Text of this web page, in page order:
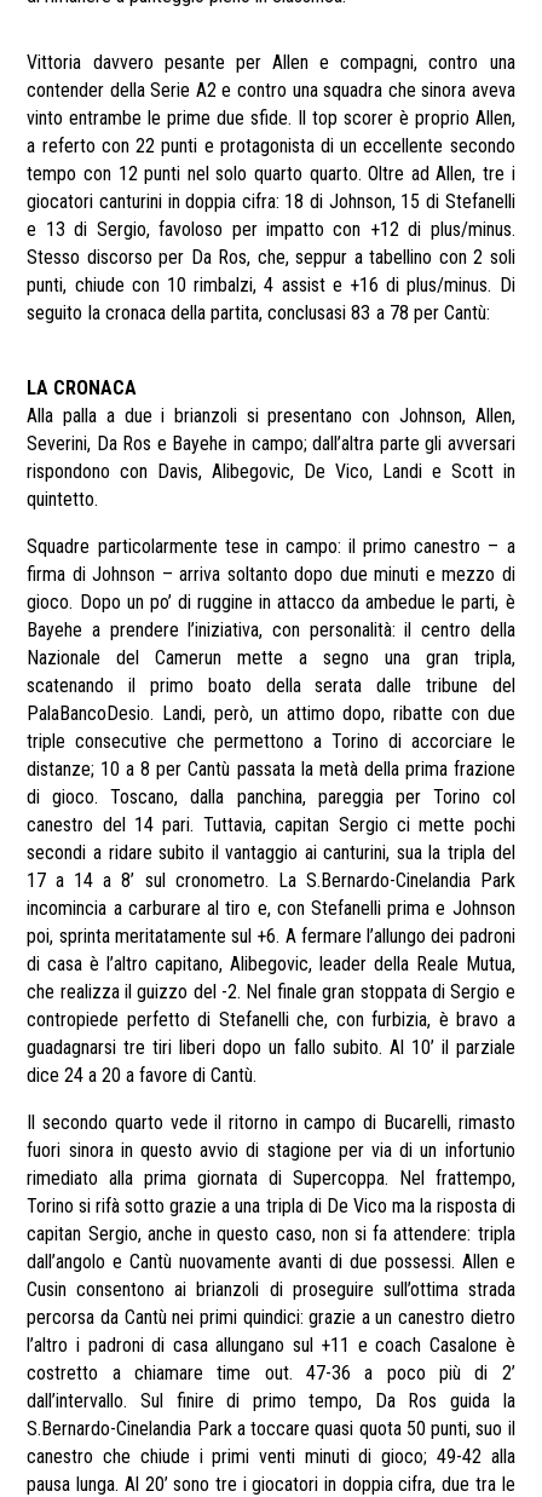
Vittoria davvero pesante per Allen e compagni, contro una
contender della Serie A2 e contro una squadra che sinora aveva
vinto entrambe le prime due sfide. Il top scorer è proprio Allen,
a referto con 22 punti e protagonista di un eccellente secondo
tempo con 12 punti nel solo quarto quarto. Oltre ad Allen, tre i
giocatori canturini in doppia cifra: 18 di Johnson, 15 di Stefanelli
e 13 di Sergio, favoloso per impatto con +12 di plus/minus.
Stesso discorso per Da Ros, che, seppur a tabellino con 2 soli
punti, chiude con 10 rimbalzi, 4 assist e +16 di plus/minus. Di
seguito la cronaca della partita, conclusasi 83 a 78 per Cantù:
LA CRONACA
Alla palla a due i brianzoli si presentano con Johnson, Allen,
Severini, Da Ros e Bayehe in campo; dall’altra parte gli avversari
rispondono con Davis, Alibegovic, De Vico, Landi e Scott in
quintetto.
Squadre particolarmente tese in campo: il primo canestro – a
firma di Johnson – arriva soltanto dopo due minuti e mezzo di
gioco. Dopo un po’ di ruggine in attacco da ambedue le parti, è
Bayehe a prendere l’iniziativa, con personalità: il centro della
Nazionale del Camerun mette a segno una gran tripla,
scatenando il primo boato della serata dalle tribune del
PalaBancoDesio. Landi, però, un attimo dopo, ribatte con due
triple consecutive che permettono a Torino di accorciare le
distanze; 10 a 8 per Cantù passata la metà della prima frazione
di gioco. Toscano, dalla panchina, pareggia per Torino col
canestro del 14 pari. Tuttavia, capitan Sergio ci mette pochi
secondi a ridare subito il vantaggio ai canturini, sua la tripla del
17 a 14 a 8’ sul cronometro. La S.Bernardo-Cinelandia Park
incomincia a carburare al tiro e, con Stefanelli prima e Johnson
poi, sprinta meritatamente sul +6. A fermare l’allungo dei padroni
di casa è l’altro capitano, Alibegovic, leader della Reale Mutua,
che realizza il guizzo del -2. Nel finale gran stoppata di Sergio e
contropiede perfetto di Stefanelli che, con furbizia, è bravo a
guadagnarsi tre tiri liberi dopo un fallo subito. Al 10’ il parziale
dice 24 a 20 a favore di Cantù.
Il secondo quarto vede il ritorno in campo di Bucarelli, rimasto
fuori sinora in questo avvio di stagione per via di un infortunio
rimediato alla prima giornata di Supercoppa. Nel frattempo,
Torino si rifà sotto grazie a una tripla di De Vico ma la risposta di
capitan Sergio, anche in questo caso, non si fa attendere: tripla
dall’angolo e Cantù nuovamente avanti di due possessi. Allen e
Cusin consentono ai brianzoli di proseguire sull’ottima strada
percorsa da Cantù nei primi quindici: grazie a un canestro dietro
l’altro i padroni di casa allungano sul +11 e coach Casalone è
costretto a chiamare time out. 47-36 a poco più di 2’
dall’intervallo. Sul finire di primo tempo, Da Ros guida la
S.Bernardo-Cinelandia Park a toccare quasi quota 50 punti, suo il
canestro che chiude i primi venti minuti di gioco; 49-42 alla
pausa lunga. Al 20’ sono tre i giocatori in doppia cifra, due tra le